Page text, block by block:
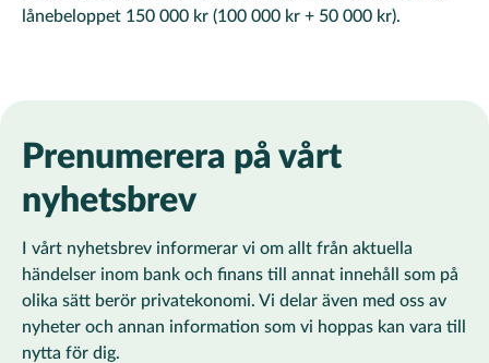
lånebeloppet 150 000 kr (100 000 kr + 50 000 kr).
Prenumerera på vårt
nyhetsbrev
I vårt nyhetsbrev informerar vi om allt från aktuella
händelser inom bank och finans till annat innehåll som på
olika sätt berör privatekonomi. Vi delar även med oss av
nyheter och annan information som vi hoppas kan vara till
nytta för dig.